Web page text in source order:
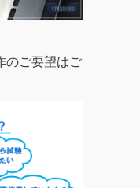
のご要望はご